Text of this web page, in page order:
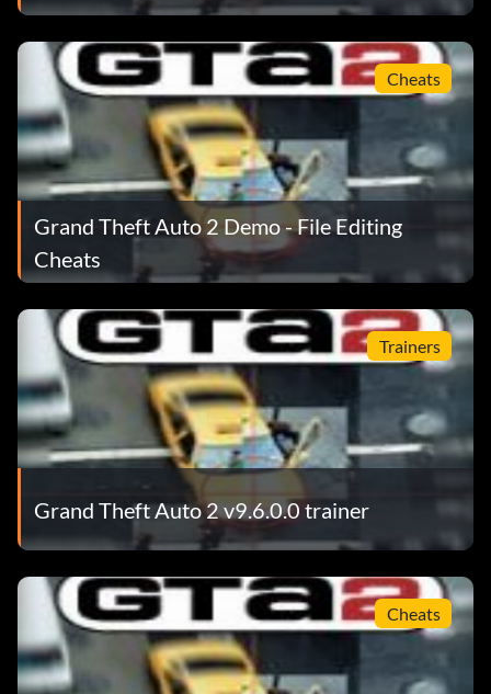
Cheats
Grand Theft Auto 2 Demo - File Editing
Cheats
Trainers
Grand Theft Auto 2 v9.6.0.0 trainer
Cheats